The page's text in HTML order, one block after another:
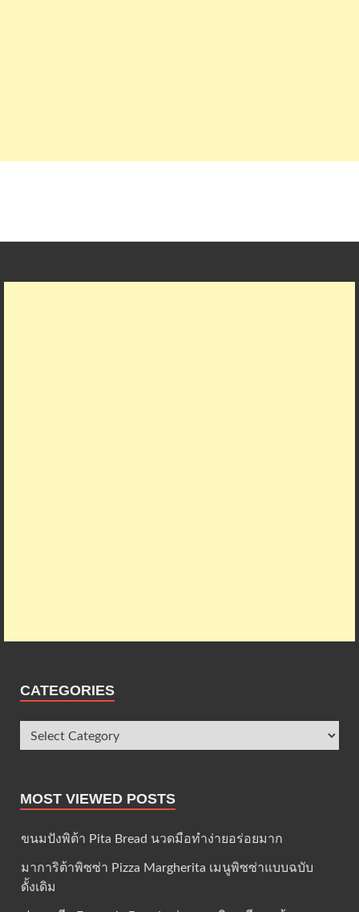
CATEGORIES
MOST VIEWED POSTS
ขนมปังพิต้า Pita Bread นวดมือทำง่ายอร่อยมาก
มาการิต้าพิซซ่า Pizza Margherita เมนูพิซซ่าแบบฉบับ
ดั้งเดิม